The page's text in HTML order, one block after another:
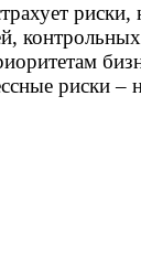
риски –